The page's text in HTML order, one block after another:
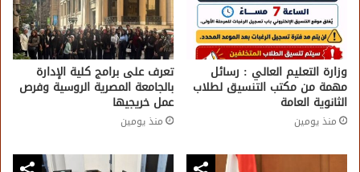
وزارة التعليم العالي : رسائل
مهمة من مكتب التنسيق لطلاب
الثانوية العامة
منذ يومين
تعرف على برامج كلية الإدارة
بالجامعة المصرية الروسية وفرص
عمل خريجيها
منذ يومين